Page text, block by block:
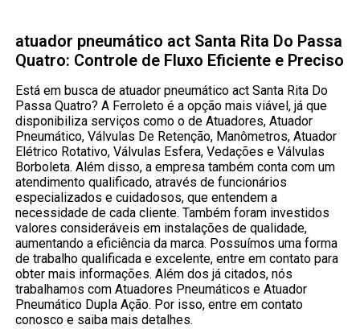
atuador pneumático act Santa Rita Do Passa
Quatro: Controle de Fluxo Eficiente e Preciso
Está em busca de atuador pneumático act Santa Rita Do
Passa Quatro? A Ferroleto é a opção mais viável, já que
disponibiliza serviços como o de Atuadores, Atuador
Pneumático, Válvulas De Retenção, Manômetros, Atuador
Elétrico Rotativo, Válvulas Esfera, Vedações e Válvulas
Borboleta. Além disso, a empresa também conta com um
atendimento qualificado, através de funcionários
especializados e cuidadosos, que entendem a
necessidade de cada cliente. Também foram investidos
valores consideráveis em instalações de qualidade,
aumentando a eficiência da marca. Possuímos uma forma
de trabalho qualificada e excelente, entre em contato para
obter mais informações. Além dos já citados, nós
trabalhamos com Atuadores Pneumáticos e Atuador
Pneumático Dupla Ação. Por isso, entre em contato
conosco e saiba mais detalhes.